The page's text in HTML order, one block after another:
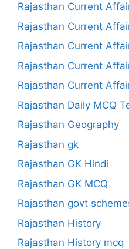
Rajasthan Current
Rajasthan Current
Rajasthan Current
Rajasthan Current
Rajasthan Current
Rajasthan Daily MCQ
Rajasthan Geography
Rajasthan gk
Rajasthan GK Hindi
Rajasthan GK MCQ
Rajasthan govt
Rajasthan History
Rajasthan History mcq